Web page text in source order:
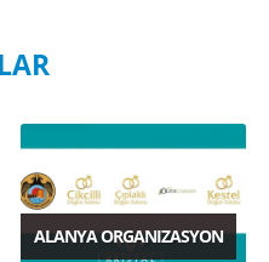
ALANYA ORGANIZASYON